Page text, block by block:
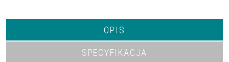
OPIS
SPECYFIKACJA